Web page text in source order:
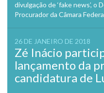
divulgação de ‘fake news’, o
Procurador da Câmara
26 DE JANEIRO DE 2018
Zé Inácio
lançamento da
candidatura de